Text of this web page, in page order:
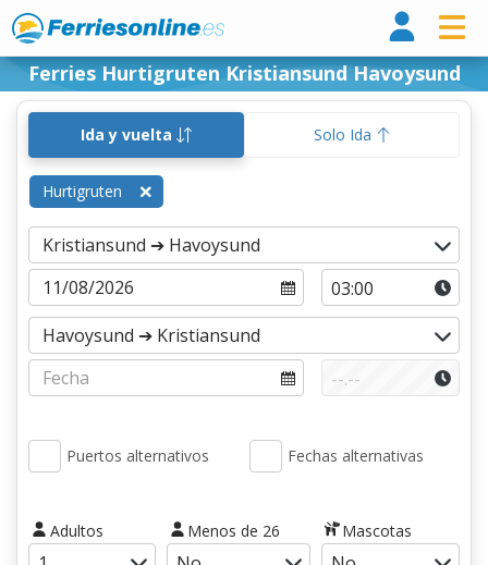
Ferries Hurtigruten Kristiansund Havoysund
Ida y vuelta Solo Ida
Hurtigruten
Puertos alternativos Fechas alternativas
Adultos Menos de 26 Mascotas